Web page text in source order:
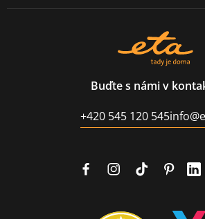
Buďte s námi v
+420 545 120 545